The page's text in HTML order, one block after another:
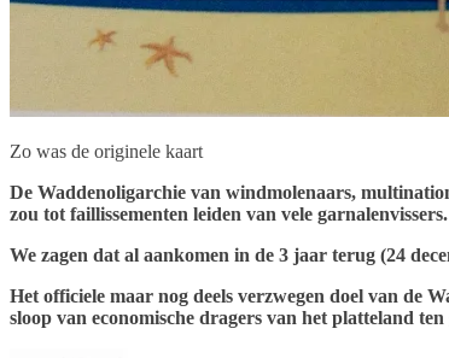
Zo was de originele kaart
De Waddenoligarchie van windmolenaars,
zou tot faillissementen leiden van vele garnalenvissers.
We zagen dat al aankomen in de 3 jaar terug (24
Het officiele maar nog deels verzwegen doel van de
sloop van economische dragers van het platteland